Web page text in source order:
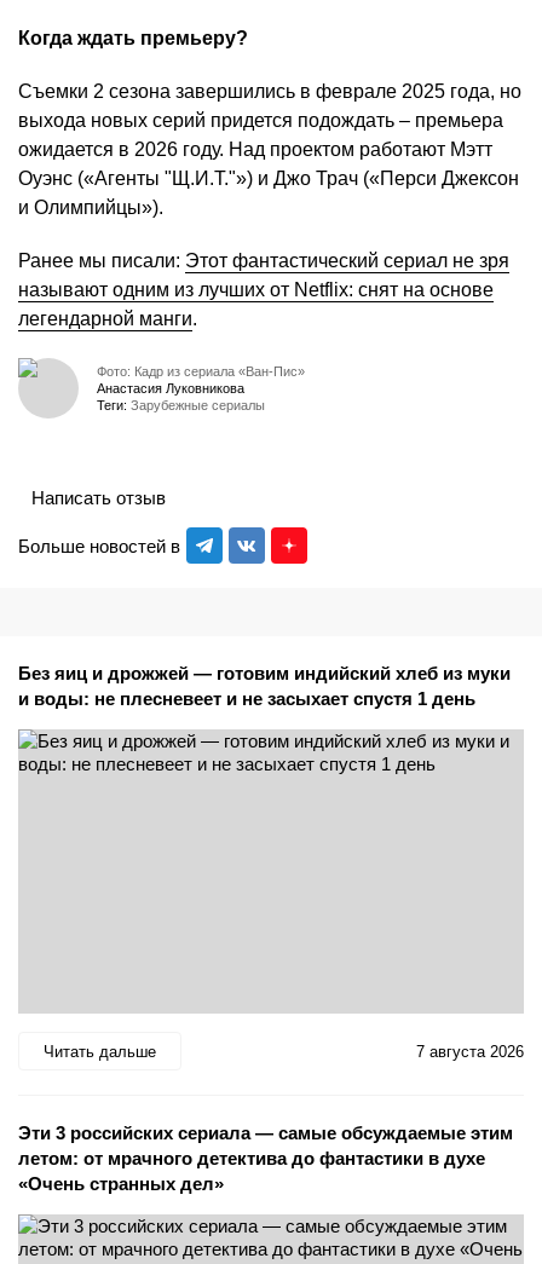
Когда ждать премьеру?
Съемки 2 сезона завершились в феврале 2025 года, но
выхода новых серий придется подождать – премьера
ожидается в 2026 году. Над проектом работают Мэтт
Оуэнс («Агенты "Щ.И.Т."») и Джо Трач («Перси Джексон
и Олимпийцы»).
Ранее мы писали: Этот фантастический сериал не зря
называют одним из лучших от Netflix: снят на основе
легендарной манги.
Фото: Кадр из сериала «Ван-Пис»
Анастасия Луковникова
Теги: Зарубежные сериалы
Больше новостей в
Написать отзыв
Без яиц и дрожжей — готовим индийский хлеб из муки
и воды: не плесневеет и не засыхает спустя 1 день
Читать дальше 7 августа 2026
Эти 3 российских сериала — самые обсуждаемые этим
летом: от мрачного детектива до фантастики в духе
«Очень странных дел»